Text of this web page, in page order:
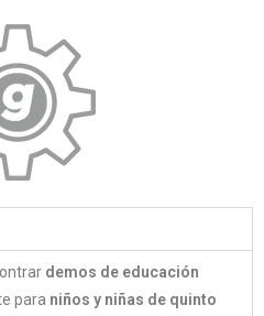
demos de educación
para niños y niñas de quinto